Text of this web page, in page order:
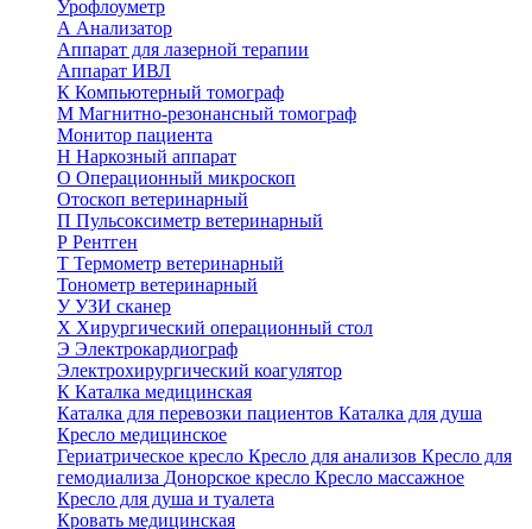
Урофлоуметр
А Анализатор
Аппарат для лазерной терапии
Аппарат ИВЛ
К Компьютерный томограф
М Магнитно-резонансный томограф
Монитор пациента
Н Наркозный аппарат
О Операционный микроскоп
Отоскоп ветеринарный
П Пульсоксиметр ветеринарный
Р Рентген
Т Термометр ветеринарный
Тонометр ветеринарный
УУЗИ сканер
Х Хирургический операционный стол
Э Электрокардиограф
Электрохирургический коагулятор
К Каталка медицинская
Каталка для перевозки пациентов Каталка для душа
Кресло медицинское
Гериатрическое кресло Кресло для анализов Кресло для
гемодиализа Донорское кресло Кресло массажное
Кресло для душа и туалета
Кровать медицинская